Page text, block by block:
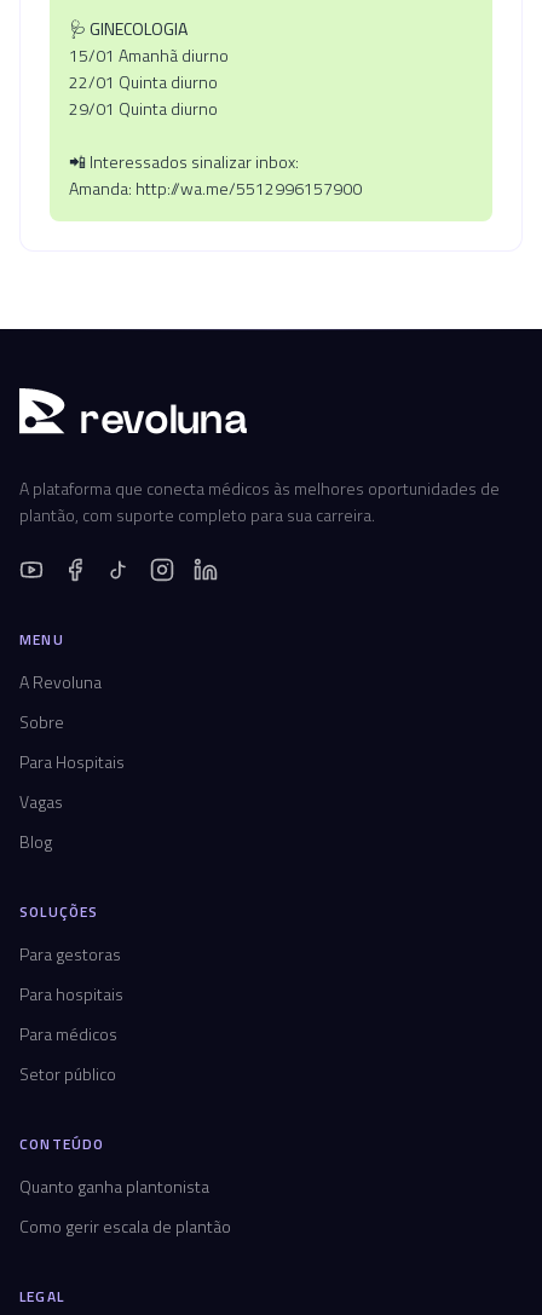
🩺 GINECOLOGIA
15/01 Amanhã diurno
22/01 Quinta diurno
29/01 Quinta diurno
📲 Interessados sinalizar inbox:
Amanda: http://wa.me/5512996157900
revoluna
A plataforma que conecta médicos às melhores oportunidades de
plantão, com suporte completo para sua carreira.
MENU
A Revoluna
Sobre
Para Hospitais
Vagas
Blog
SOLUÇÕES
Para gestoras
Para hospitais
Para médicos
Setor público
CONTEÚDO
Quanto ganha plantonista
Como gerir escala de plantão
LEGAL